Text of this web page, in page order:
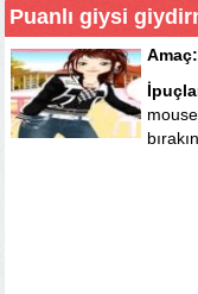
Puanlı giysi
Amaç:
bırakın.